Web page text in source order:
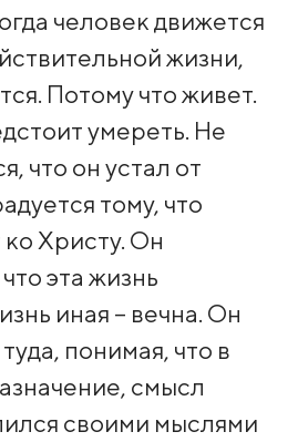
человек движется
жизни,
Потому что живет.
умереть. Не
что он устал от
тому, что
Христу. Он
эта жизнь
иная – вечна. Он
понимая, что в
смысл
своими мыслями